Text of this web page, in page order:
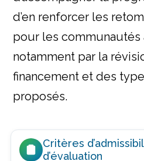
d’en renforcer les
pour les communautés
notamment par la
financement et des
proposés.
Critères
d’évaluation